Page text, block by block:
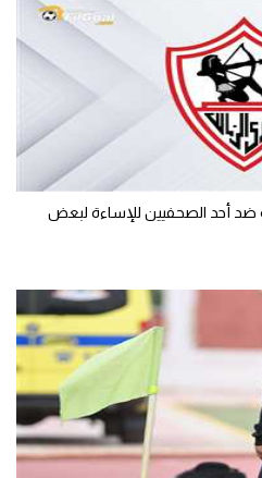
ضد أحد الصحفيين للإساءة لبعض